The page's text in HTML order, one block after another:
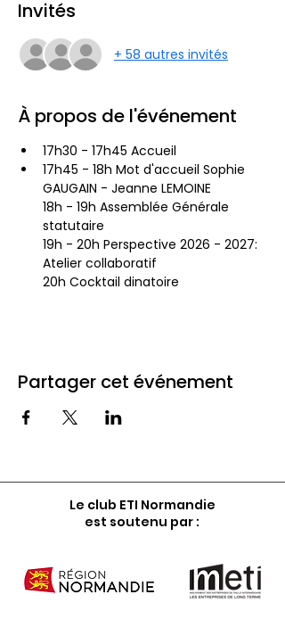
Invités
+ 58 autres invités
À propos de l'événement
17h30 - 17h45 Accueil
17h45 - 18h Mot d'accueil Sophie
GAUGAIN - Jeanne LEMOINE
18h - 19h Assemblée Générale
statutaire
19h - 20h Perspective 2026 - 2027:
Atelier collaboratif
20h Cocktail dinatoire
Partager cet événement
Le club ETI Normandie
est soutenu par :